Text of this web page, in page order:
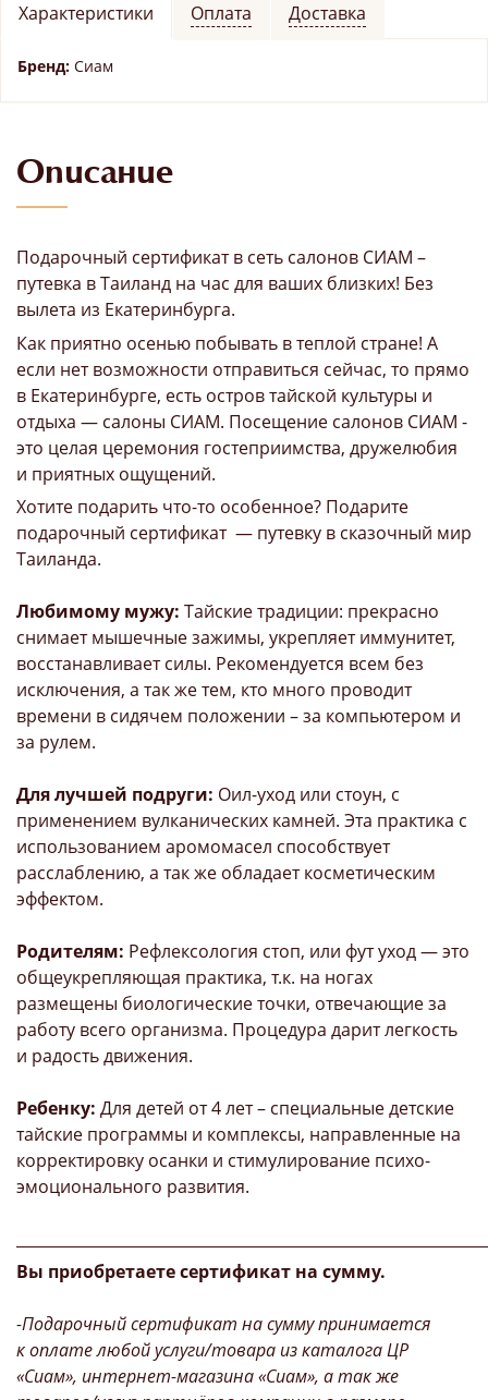
Характеристики Оплата Доставка
Бренд: Сиам
Описание
Подарочный сертификат в сеть салонов СИАМ –
путевка в Таиланд на час для ваших близких! Без
вылета из Екатеринбурга.
Как приятно осенью побывать в теплой стране! А
если нет возможности отправиться сейчас, то прямо
в Екатеринбурге, есть остров тайской культуры и
отдыха — салоны СИАМ. Посещение салонов СИАМ -
это целая церемония гостеприимства, дружелюбия
и приятных ощущений.
Хотите подарить что-то особенное? Подарите
подарочный сертификат — путевку в сказочный мир
Таиланда.
Любимому мужу: Тайские традиции: прекрасно
снимает мышечные зажимы, укрепляет иммунитет,
восстанавливает силы. Рекомендуется всем без
исключения, а так же тем, кто много проводит
времени в сидячем положении – за компьютером и
за рулем.
Для лучшей подруги: Оил-уход или стоун, с
применением вулканических камней. Эта практика с
использованием аромомасел способствует
расслаблению, а так же обладает косметическим
эффектом.
Родителям: Рефлексология стоп, или фут уход — это
общеукрепляющая практика, т.к. на ногах
размещены биологические точки, отвечающие за
работу всего организма. Процедура дарит легкость
и радость движения.
Ребенку: Для детей от 4 лет – специальные детские
тайские программы и комплексы, направленные на
корректировку осанки и стимулирование психо-
эмоционального развития.
Вы приобретаете сертификат на сумму.
-Подарочный сертификат на сумму принимается
к оплате любой услуги/товара из каталога ЦР
«Сиам», интернет-магазина «Сиам», а так же